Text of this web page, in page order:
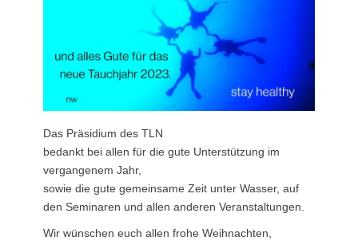
Das Präsidium des TLN
bedankt bei allen für die gute Unterstützung im
vergangenem Jahr,
sowie die gute gemeinsame Zeit unter Wasser, auf
den Seminaren und allen anderen Veranstaltungen.
Wir wünschen euch allen frohe Weihnachten,